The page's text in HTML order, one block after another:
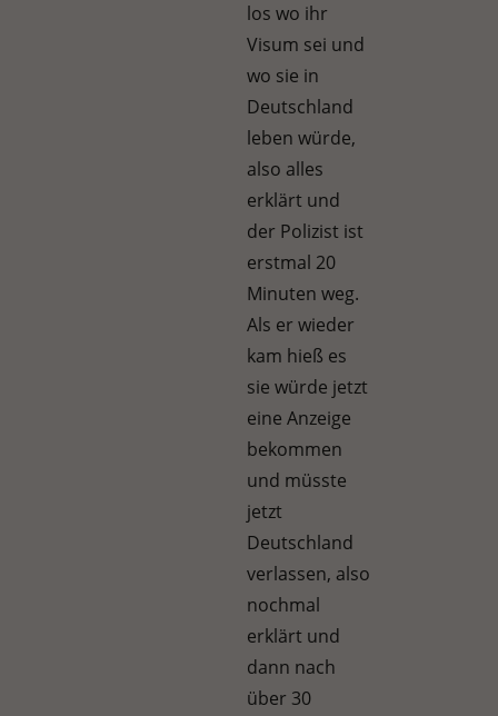
los wo ihr
Visum sei und
wo sie in
Deutschland
leben würde,
also alles
erklärt und
der Polizist ist
erstmal 20
Minuten weg.
Als er wieder
kam hieß es
sie würde jetzt
eine Anzeige
bekommen
und müsste
jetzt
Deutschland
verlassen, also
nochmal
erklärt und
dann nach
über 30